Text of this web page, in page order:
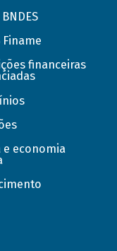
Finame
financeiras
e economia